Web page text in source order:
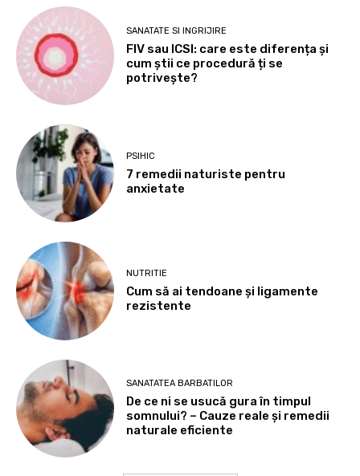
SANATATE SI INGRIJIRE
FIV sau ICSI: care este diferența și
cum știi ce procedură ți se
potrivește?
PSIHIC
7 remedii naturiste pentru
anxietate
NUTRITIE
Cum să ai tendoane şi ligamente
rezistente
SANATATEA BARBATILOR
De ce ni se usucă gura în timpul
somnului? – Cauze reale și remedii
naturale eficiente